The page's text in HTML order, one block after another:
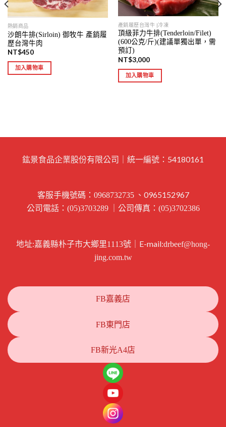
熱銷商品
沙朗牛排(Sirloin) 御牧牛 產銷履
歷台灣牛肉
NT$450
加入購物車
產銷履歷台灣牛 |冷凍
頂級菲力牛排(Tenderloin/Filet)
(600公克/斤)(建議單獨出單，需
預訂)
NT$3,000
加入購物車
鈜景食品企業股份有限公司｜統一編號：54180161
客服手機號碼： 0968732735、0965152967
公司電話： (05)3703289｜公司傳真： (05)3702386
地址:嘉義縣朴子市大鄉里1113號 ｜E-mail:drbeef@hong-
jing.com.tw
FB嘉義店
FB東門店
FB新光A4店